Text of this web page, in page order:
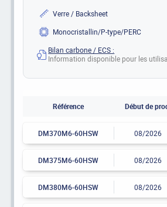
Verre / Backsheet
Monocristallin/P-type/PERC
Bilan carbone / ECS :
Information disponible pour les
Référence Début de
DM370M6-60HSW 08/2026
DM375M6-60HSW 08/2026
DM380M6-60HSW 08/2026